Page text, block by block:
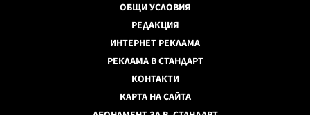
ОБЩИ УСЛОВИЯ
РЕДАКЦИЯ
ИНТЕРНЕТ РЕКЛАМА
РЕКЛАМА В СТАНДАРТ
КОНТАКТИ
КАРТА НА САЙТА